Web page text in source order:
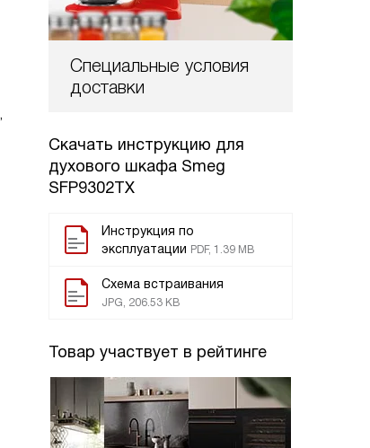
Специальные условия
доставки
Скачать инструкцию для
духового шкафа Smeg
SFP9302TX
Инструкция по
эксплуатации PDF, 1.39 MB
Схема встраивания
JPG, 206.53 KB
Товар участвует в рейтинге